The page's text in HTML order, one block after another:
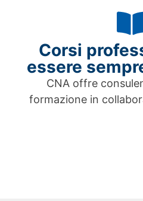
Corsi
essere
CNA offre
formazione in